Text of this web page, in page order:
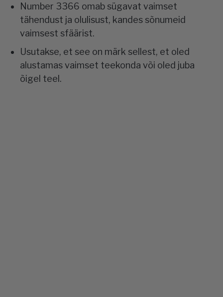
Number 3366 omab sügavat vaimset
tähendust ja olulisust, kandes sõnumeid
vaimsest sfäärist.
Usutakse, et see on märk sellest, et oled
alustamas vaimset teekonda või oled juba
õigel teel.